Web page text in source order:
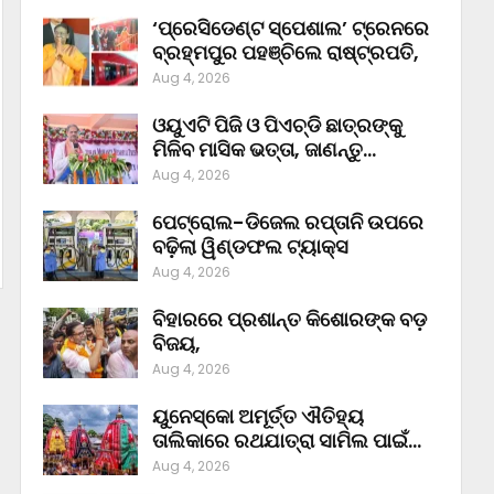
‘ପ୍ରେସିଡେଣ୍ଟ ସ୍ପେଶାଲ’ ଟ୍ରେନରେ
ବ୍ରହ୍ମପୁର ପହଞ୍ଚିଲେ ରାଷ୍ଟ୍ରପତି,
Aug 4, 2026
ଓୟୁଏଟି ପିଜି ଓ ପିଏଚ୍‌ଡି ଛାତ୍ରଙ୍କୁ
ମିଳିବ ମାସିକ ଭତ୍ତା, ଜାଣନ୍ତୁ…
Aug 4, 2026
ପେଟ୍ରୋଲ-ଡିଜେଲ ରପ୍ତାନି ଉପରେ
ବଢ଼ିଲା ୱିଣ୍ଡଫଲ ଟ୍ୟାକ୍ସ
Aug 4, 2026
ବିହାରରେ ପ୍ରଶାନ୍ତ କିଶୋରଙ୍କ ବଡ଼
ବିଜୟ,
Aug 4, 2026
ୟୁନେସ୍କୋ ଅମୂର୍ତ୍ତ ଐତିହ୍ୟ
ତାଲିକାରେ ରଥଯାତ୍ରା ସାମିଲ ପାଇଁ…
Aug 4, 2026